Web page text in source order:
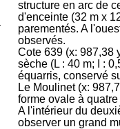
structure en arc de
d'enceinte (32 m x
parementés. A
observés.
Cote 639(x: 987,38
sèche (L : 40 m; I :
équarris, conservé
Le Moulinet(x:
forme ovale à
A l'intérieur du
observer un grand